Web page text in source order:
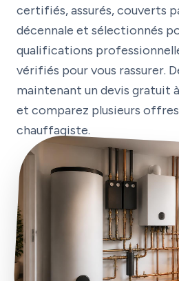
certifiés, assurés, couverts
décennale et sélectionnés
qualifications
vérifiés pour vous rassurer.
maintenant un devis gratuit
et comparez plusieurs
chauffagiste.